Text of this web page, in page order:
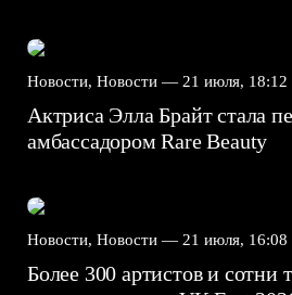
Новости, Новости — 21 июля, 18:12
Актриса Элла Брайт стала
амбассадором Rare Beauty
Новости, Новости — 21 июля, 16:08
Более 300 артистов и сотни